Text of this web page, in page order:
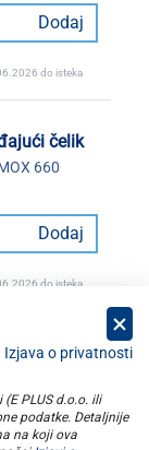
Dodaj
do isteka
čelik
660
Dodaj
do isteka
Izjava o privatnosti
PLUS d.o.o. ili
podatke. Detaljnije
na koji ova